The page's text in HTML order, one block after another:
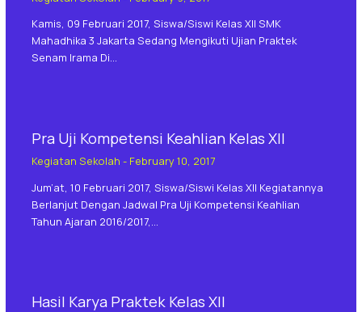
Kamis, 09 Februari 2017, Siswa/siswi Kelas XII SMK
Mahadhika 3 Jakarta Sedang Mengikuti Ujian Praktek
Senam Irama Di…
Pra Uji Kompetensi Keahlian Kelas XII
Kegiatan Sekolah - February 10, 2017
Jum’at, 10 Februari 2017, Siswa/siswi Kelas XII Kegiatannya
Berlanjut Dengan Jadwal Pra Uji Kompetensi Keahlian
Tahun Ajaran 2016/2017,…
Hasil Karya Praktek Kelas XII